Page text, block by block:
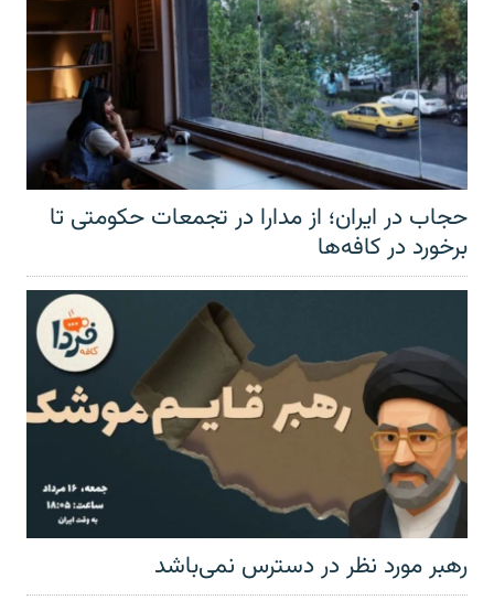
حجاب در ایران؛ از مدارا در تجمعات حکومتی تا
برخورد در کافه‌ها
رهبر مورد نظر در دسترس نمی‌باشد